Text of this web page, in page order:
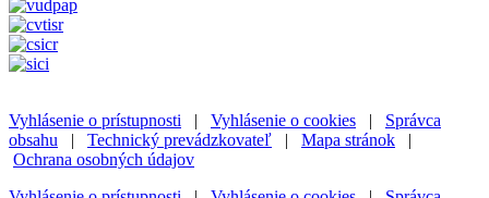
Vyhlásenie o prístupnosti | Vyhlásenie o cookies | Správca
obsahu | Technický prevádzkovateľ | Mapa stránok |
Ochrana osobných údajov